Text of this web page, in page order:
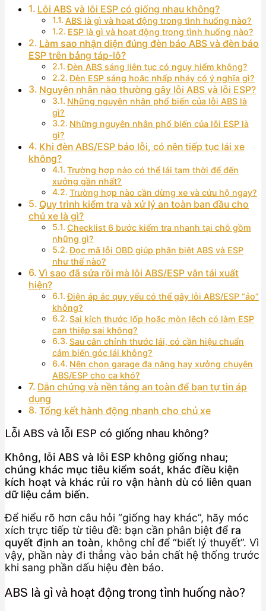
Lỗi ABS và lỗi ESP có giống nhau không?
ABS là gì và hoạt động trong tình huống nào?
ESP là gì và hoạt động trong tình huống nào?
Làm sao nhận diện đúng đèn báo ABS và đèn báo
ESP trên bảng táp-lô?
Đèn ABS sáng liên tục có nguy hiểm không?
Đèn ESP sáng hoặc nhấp nháy có ý nghĩa gì?
Nguyên nhân nào thường gây lỗi ABS và lỗi ESP?
Những nguyên nhân phổ biến của lỗi ABS là
gì?
Những nguyên nhân phổ biến của lỗi ESP là
gì?
Khi đèn ABS/ESP báo lỗi, có nên tiếp tục lái xe
không?
Trường hợp nào có thể lái tạm thời để đến
xưởng gần nhất?
Trường hợp nào cần dừng xe và cứu hộ ngay?
Quy trình kiểm tra và xử lý an toàn ban đầu cho
chủ xe là gì?
Checklist 6 bước kiểm tra nhanh tại chỗ gồm
những gì?
Đọc mã lỗi OBD giúp phân biệt ABS và ESP
như thế nào?
Vì sao đã sửa rồi mà lỗi ABS/ESP vẫn tái xuất
hiện?
Điện áp ắc quy yếu có thể gây lỗi ABS/ESP “ảo”
không?
Sai kích thước lốp hoặc mòn lệch có làm ESP
can thiệp sai không?
Sau cân chỉnh thước lái, có cần hiệu chuẩn
cảm biến góc lái không?
Nên chọn garage đa năng hay xưởng chuyên
ABS/ESP cho ca khó?
Dẫn chứng và nền tảng an toàn để bạn tự tin áp
dụng
Tổng kết hành động nhanh cho chủ xe
Lỗi ABS và lỗi ESP có giống nhau không?
Không, lỗi ABS và lỗi ESP không giống nhau;
chúng khác mục tiêu kiểm soát, khác điều kiện
kích hoạt và khác rủi ro vận hành dù có liên quan
dữ liệu cảm biến.
Để hiểu rõ hơn câu hỏi “giống hay khác”, hãy móc
xích trực tiếp từ tiêu đề: bạn cần phân biệt để ra
quyết định an toàn, không chỉ để “biết lý thuyết”. Vì
vậy, phần này đi thẳng vào bản chất hệ thống trước
khi sang phần dấu hiệu đèn báo.
ABS là gì và hoạt động trong tình huống nào?